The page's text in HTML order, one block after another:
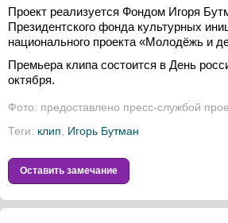
Проект реализуется Фондом Игоря
Президентского фонда культурных
национального проекта «Молодёжь и
Премьера клипа состоится в День
октября.
Фото: предоставлено пресс-службой
Теги: клип Игорь Бутман
Оставить замечание